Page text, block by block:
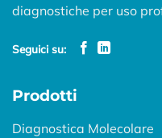
diagnostiche per uso
Seguici su:
Prodotti
Diagnostica Molecolare